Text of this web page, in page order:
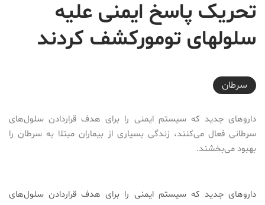
تحریک پاسخ ایمنی علیه
سلول‎های تومورکشف کردند
2018-01-05T00:00:00+03:30
سرطان
داروهای جدید که سیستم ایمنی را برای هدف قراردادن سلول‌های
سرطانی فعال می‌کنند، زندگی بسیاری از بیماران مبتلا به سرطان را
بهبود می‌بخشند.
داروهای جدید که سیستم ایمنی را برای هدف قراردادن سلول‌های